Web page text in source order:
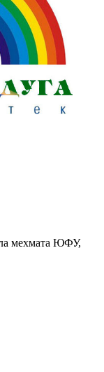
мехмата ЮФУ,